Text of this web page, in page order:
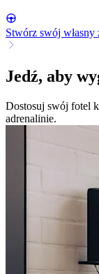
Stwórz swój
Jedź, aby
Dostosuj swój fotel
adrenalinie.